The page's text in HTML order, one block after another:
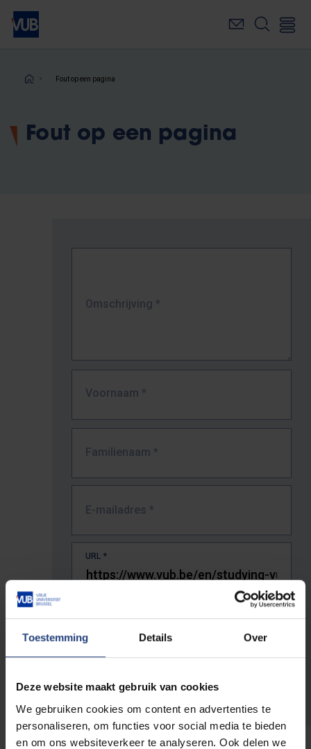
Toestemming Details Over
Deze website maakt gebruik van cookies
We gebruiken cookies om content en advertenties te
personaliseren, om functies voor social media te bieden
en om ons websiteverkeer te analyseren. Ook delen we
Overslaan
naar
inhoudKruimelpad
Fout op een pagina
Fout op een pagina
Omschrijving *
Voornaam *
Familienaam *
E-mailadres *
URL *
De volledige URL van de pagina waar je de fout zag.